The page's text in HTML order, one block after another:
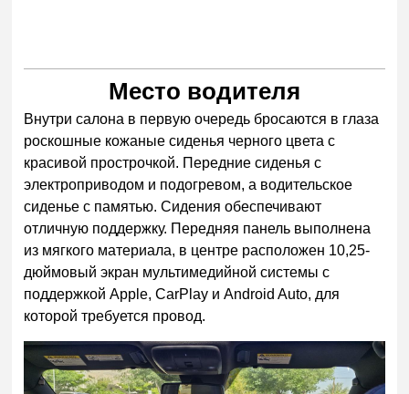
Место водителя
Внутри салона в первую очередь бросаются в глаза
роскошные кожаные сиденья черного цвета с
красивой прострочкой. Передние сиденья с
электроприводом и подогревом, а водительское
сиденье с памятью. Сидения обеспечивают
отличную поддержку. Передняя панель выполнена
из мягкого материала, в центре расположен 10,25-
дюймовый экран мультимедийной системы с
поддержкой Apple, CarPlay и Android Auto, для
которой требуется провод.